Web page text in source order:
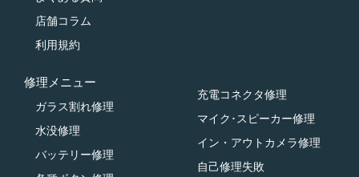
店舗コラム
利用規約
修理メニュー
ガラス割れ修理
水没修理
バッテリー修理
充電コネクタ修理
マイク･スピーカー修理
イン・アウトカメラ修理
自己修理失敗